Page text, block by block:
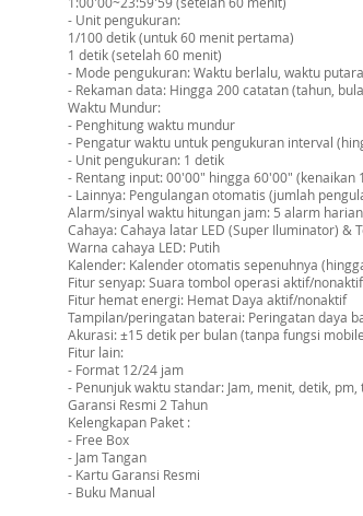
- Unit pengukuran:
1/100 detik (untuk 60 menit pertama)
1 detik (setelah 60 menit)
- Mode pengukuran: Waktu berlalu, waktu
- Rekaman data: Hingga 200 catatan (tahun,
Waktu Mundur:
- Penghitung waktu mundur
- Pengatur waktu untuk pengukuran interval
- Unit pengukuran: 1 detik
- Rentang input: 00'00" hingga 60'00" (kenaikan
- Lainnya: Pengulangan otomatis (jumlah
Alarm/sinyal waktu hitungan jam: 5 alarm
Cahaya: Cahaya latar LED (Super Iluminator)
Warna cahaya LED: Putih
Kalender: Kalender otomatis sepenuhnya
Fitur senyap: Suara tombol operasi aktif/nonaktif
Fitur hemat energi: Hemat Daya aktif/nonaktif
Tampilan/peringatan baterai: Peringatan daya
Akurasi: ±15 detik per bulan (tanpa fungsi
Fitur lain:
- Format 12/24 jam
- Penunjuk waktu standar: Jam, menit, detik,
Garansi Resmi 2 Tahun
Kelengkapan Paket :
- Free Box
- Jam Tangan
- Kartu Garansi Resmi
- Buku Manual